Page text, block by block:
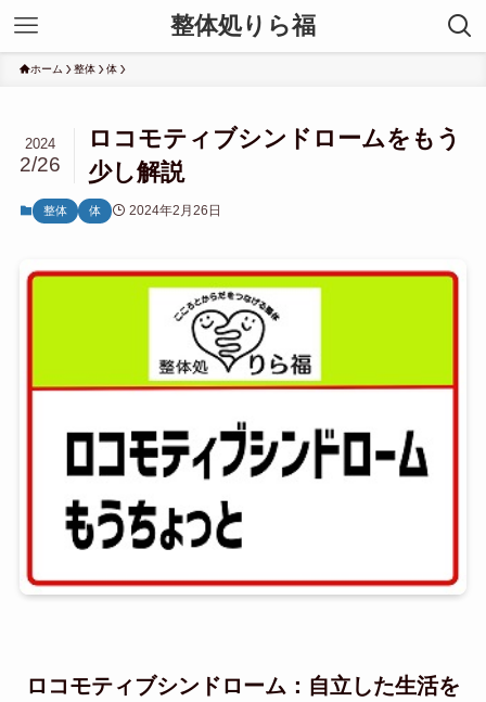
整体処りら福
ホーム 整体 体
ロコモティブシンドロームをもう
少し解説
2024
2/26
整体 体 2024年2月26日
ロコモティブシンドローム：自立した生活を